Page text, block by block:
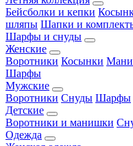
Бейсболки и кепки
шляпы Шапки и
Шарфы и снуды
Женские
Воротники Косынки
Шарфы
Мужские
Воротники Снуды Шарфы
Детские
Воротники и манишки
Одежда